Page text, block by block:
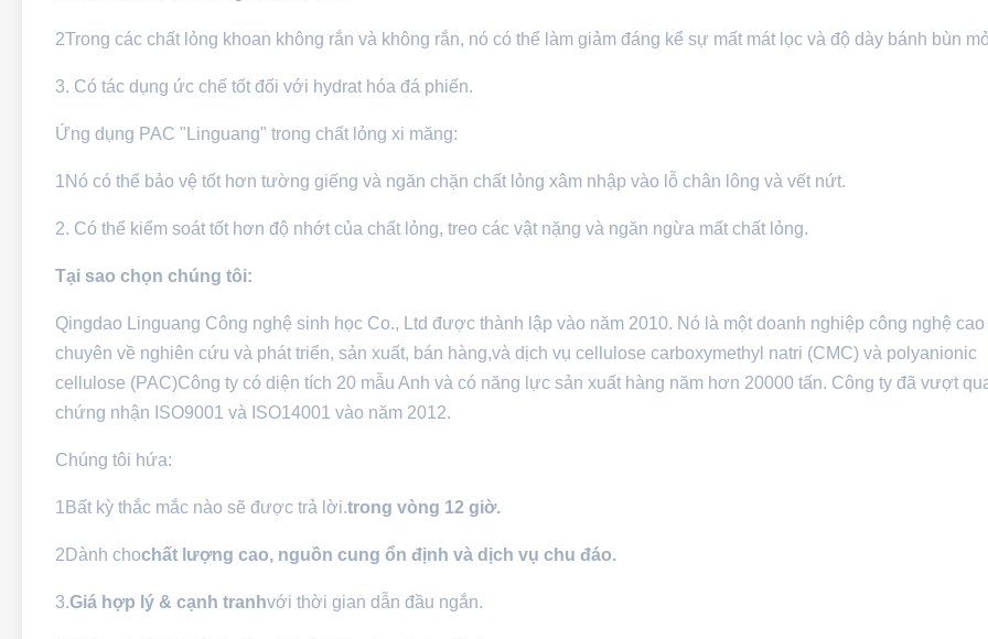
2Trong các chất lỏng khoan không rắn và không rắn, nó có thể làm giảm đáng kể sự mất mát lọc và độ dày bánh bùn
3. Có tác dụng ức chế tốt đối với hydrat hóa đá phiến.
Ứng dụng PAC "Linguang" trong chất lỏng xi măng:
1Nó có thể bảo vệ tốt hơn tường giếng và ngăn chặn chất lỏng xâm nhập vào lỗ chân lông và vết nứt.
2. Có thể kiểm soát tốt hơn độ nhớt của chất lỏng, treo các vật nặng và ngăn ngừa mất chất lỏng.
Tại sao chọn chúng tôi:
Qingdao Linguang Công nghệ sinh học Co., Ltd được thành lập vào năm 2010. Nó là một doanh nghiệp công nghệ cao
chuyên về nghiên cứu và phát triển, sản xuất, bán hàng,và dịch vụ cellulose carboxymethyl natri (CMC) và polyanionic
cellulose (PAC)Công ty có diện tích 20 mẫu Anh và có năng lực sản xuất hàng năm hơn 20000 tấn. Công ty đã vượt
chứng nhận ISO9001 và ISO14001 vào năm 2012.
Chúng tôi hứa:
1Bất kỳ thắc mắc nào sẽ được trả lời.trong vòng 12 giờ.
2Dành chochất lượng cao, nguồn cung ổn định và dịch vụ chu đáo.
3.Giá hợp lý & cạnh tranhvới thời gian dẫn đầu ngắn.